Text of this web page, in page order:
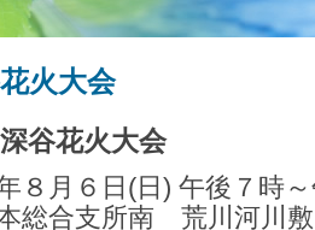
火大会
谷花火大会
８月６日(日) 午後７時
総合支所南 荒川河川敷